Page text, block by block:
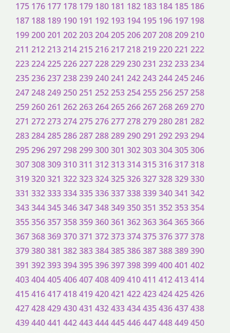
175 176 177 178 179 180 181 182 183 184 185 186
187 188 189 190 191 192 193 194 195 196 197 198
199200201 202203204205206207208209210
211 212213214215216217218219220221 222
223224225226227228229230231 232233234
235236237238239240241 242243244245246
247248249250251 252253254255256257258
259260261 262263264265266267268269270
271 272273274275276277278279280281 282
283284285286287288289290291 292293294
295296297298299300301 302303304305306
307308309310311 312313314315316317318
319320321 322323324325326327328329330
331 332333334335336337338339340341 342
343344345346347348349350351 352353354
355356357358359360361 362363364365366
367368369370371 372373374375376377378
379380381 382383384385386387388389390
391 392393394395396397398399400401 402
403404405406407408409410411 412413414
415416417418419420421 422423424425426
427428429430431 432433434435436437438
439440441 442443444445446447448449450